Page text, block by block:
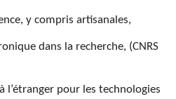
y compris artisanales,
dans la recherche, (CNRS
l’étranger pour les technologies